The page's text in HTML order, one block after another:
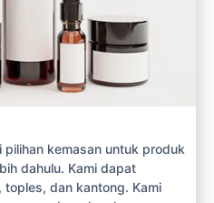
kemasan untuk produk
dahulu. Kami dapat
dan kantong. Kami